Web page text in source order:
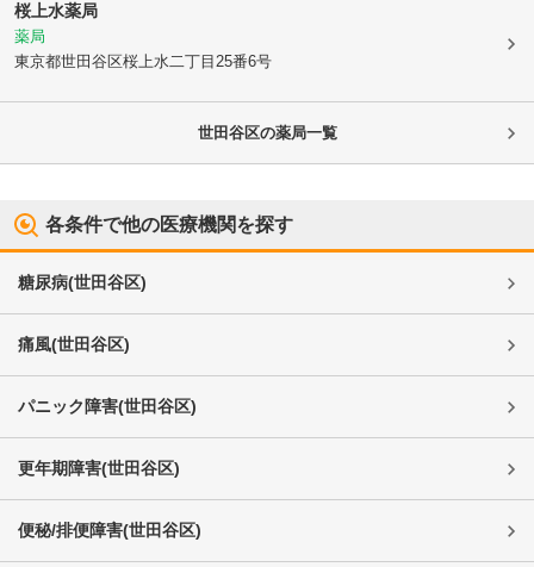
桜上水薬局
薬局
東京都世田谷区桜上水二丁目25番6号
世田谷区の薬局一覧
各条件で他の医療機関を探す
糖尿病(世田谷区)
痛風(世田谷区)
パニック障害(世田谷区)
更年期障害(世田谷区)
便秘/排便障害(世田谷区)